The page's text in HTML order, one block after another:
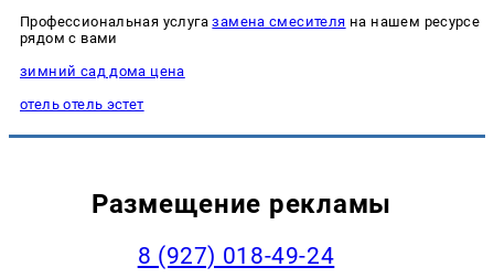
Профессиональная услугазамена смесителя на нашем ресурсе
рядом с вами
зимний сад дома цена
отель отель эстет
Размещение рекламы
8 (927) 018-49-24